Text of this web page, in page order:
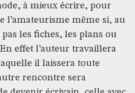
à mieux écrire, pour
l’amateurisme même si, au
les fiches, les plans ou
effet l’auteur travaillera
il laissera toute
rencontre sera